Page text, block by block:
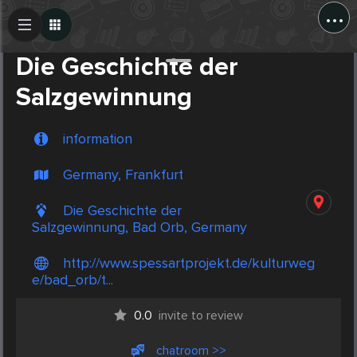
...
Die Geschichte der
Salzgewinnung
information
Germany, Frankfurt
Die Geschichte der
Salzgewinnung, Bad Orb, Germany
http://www.spessartprojekt.de/kulturweg
e/bad_orb/t...
0.0 invite to review
chatroom >>
Create Post
Post